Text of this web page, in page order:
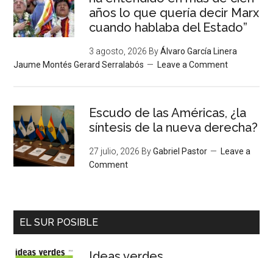
años lo que quería decir Marx
cuando hablaba del Estado”
3 agosto, 2026 ByÁlvaro García Linera
Jaume Montés Gerard Serralabós
Leave a Comment
Escudo de las Américas, ¿la
síntesis de la nueva derecha?
27 julio, 2026 ByGabriel Pastor
Leave a
Comment
EL SUR POSIBLE